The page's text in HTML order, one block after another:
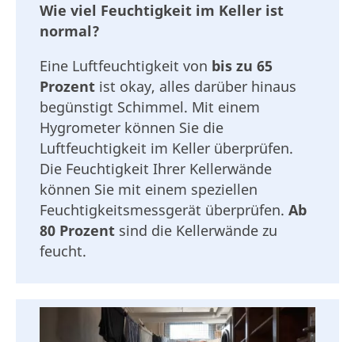
Wie viel Feuchtigkeit im Keller ist
normal?
Eine Luftfeuchtigkeit von bis zu 65
Prozent ist okay, alles darüber hinaus
begünstigt Schimmel. Mit einem
Hygrometer können Sie die
Luftfeuchtigkeit im Keller überprüfen.
Die Feuchtigkeit Ihrer Kellerwände
können Sie mit einem speziellen
Feuchtigkeitsmessgerät überprüfen. Ab
80 Prozent sind die Kellerwände zu
feucht.